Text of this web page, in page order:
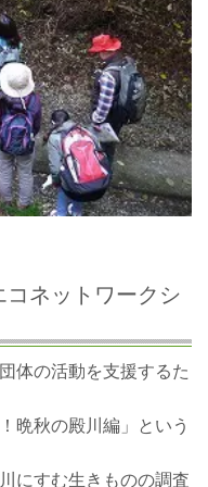
ネットワークシ
体の活動を支援するた
晩秋の殿川編」という
にすむ生きものの調査